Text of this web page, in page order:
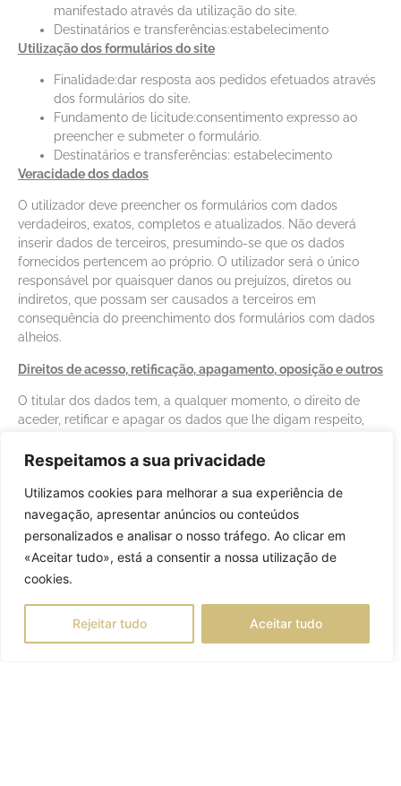
Respeitamos a sua privacidade
Utilizamos cookies para melhorar a sua experiência de
navegação, apresentar anúncios ou conteúdos
personalizados e analisar o nosso tráfego. Ao clicar em
«Aceitar tudo», está a consentir a nossa utilização de
cookies.
Rejeitar tudo Aceitar tudo
manifestado através da utilização do site.
Destinatários e transferências:estabelecimento
Utilização dos formulários do site
Finalidade:dar resposta aos pedidos efetuados através
dos formulários do site.
Fundamento de licitude:consentimento expresso ao
preencher e submeter o formulário.
Destinatários e transferências: estabelecimento
Veracidade dos dados
O utilizador deve preencher os formulários com dados
verdadeiros, exatos, completos e atualizados. Não deverá
inserir dados de terceiros, presumindo-se que os dados
fornecidos pertencem ao próprio. O utilizador será o único
responsável por quaisquer danos ou prejuízos, diretos ou
indiretos, que possam ser causados a terceiros em
consequência do preenchimento dos formulários com dados
alheios.
Direitos de acesso, retificação, apagamento, oposição e outros
O titular dos dados tem, a qualquer momento, o direito de
aceder, retificar e apagar os dados que lhe digam respeito,
legislação aplicável em matéria de proteção de dados.
Tem ainda o direito de solicitar a portabilidade dos seus
dados, a limitação do tratamento e, quando aplicável, a
O exercício destes direitos pode ser efetuado mediante
pedido escrito dirigido ao estabelecimento. O pedido deverá
claramente o direito que pretende exercer.